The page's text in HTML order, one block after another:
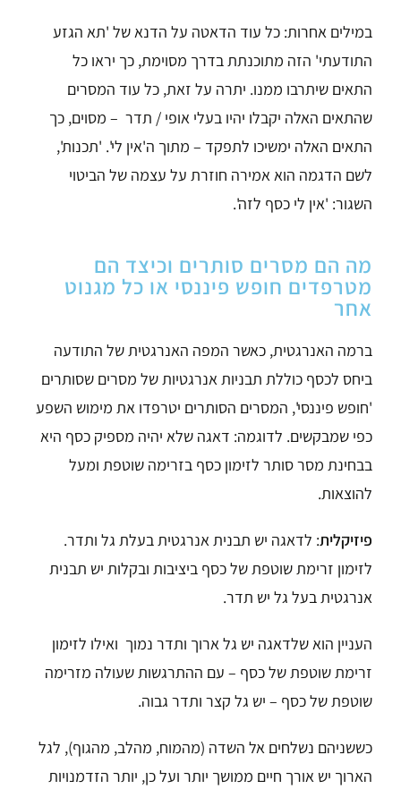
במילים אחרות: כל עוד הדאטה על הדנא של 'תא הגזע
התודעתי' הזה מתוכנתת בדרך מסוימת, כך יראו כל
התאים שיתרבו ממנו. יתרה על זאת, כל עוד המסרים
שהתאים האלה יקבלו יהיו בעלי אופי / תדר – מסוים,כך
התאים האלה ימשיכו לתפקד – מתוך ה'אין לי'. 'תכנות',
לשם הדגמה הוא אמירה חוזרת על עצמה של הביטוי
השגור: 'אין לי כסף לזה'.
מה הם מסרים סותרים וכיצד הם
מטרפדים חופש פיננסי או כל מגנוט
אחר
ברמה האנרגטית, כאשר המפה האנרגטית של התודעה
ביחס לכסף כוללת תבניות אנרגטיות של מסרים שסותרים
'חופש פיננסי', המסרים הסותרים יטרפדו את מימוש השפע
כפי שמבקשים. לדוגמה: דאגה שלא יהיה מספיק כסף היא
בבחינת מסר סותר לזימון כסף בזרימה שוטפת ומעל
להוצאות.
פיזיקלית: לדאגה יש תבנית אנרגטית בעלת גל ותדר.
לזימון זרימת שוטפת של כסף ביציבות ובקלות יש תבנית
אנרגטית בעל גל יש תדר.
העניין הוא שלדאגה יש גל ארוך ותדר נמוך ואילו לזימון
זרימת שוטפת של כסף – עם ההתרגשות שעולה מזרימה
שוטפת של כסף – יש גל קצר ותדר גבוה.
כששניהם נשלחים אל השדה (מהמוח, מהלב, מהגוף), לגל
הארוך יש אורך חיים ממושך יותר ועל כן, יותר הזדמנויות